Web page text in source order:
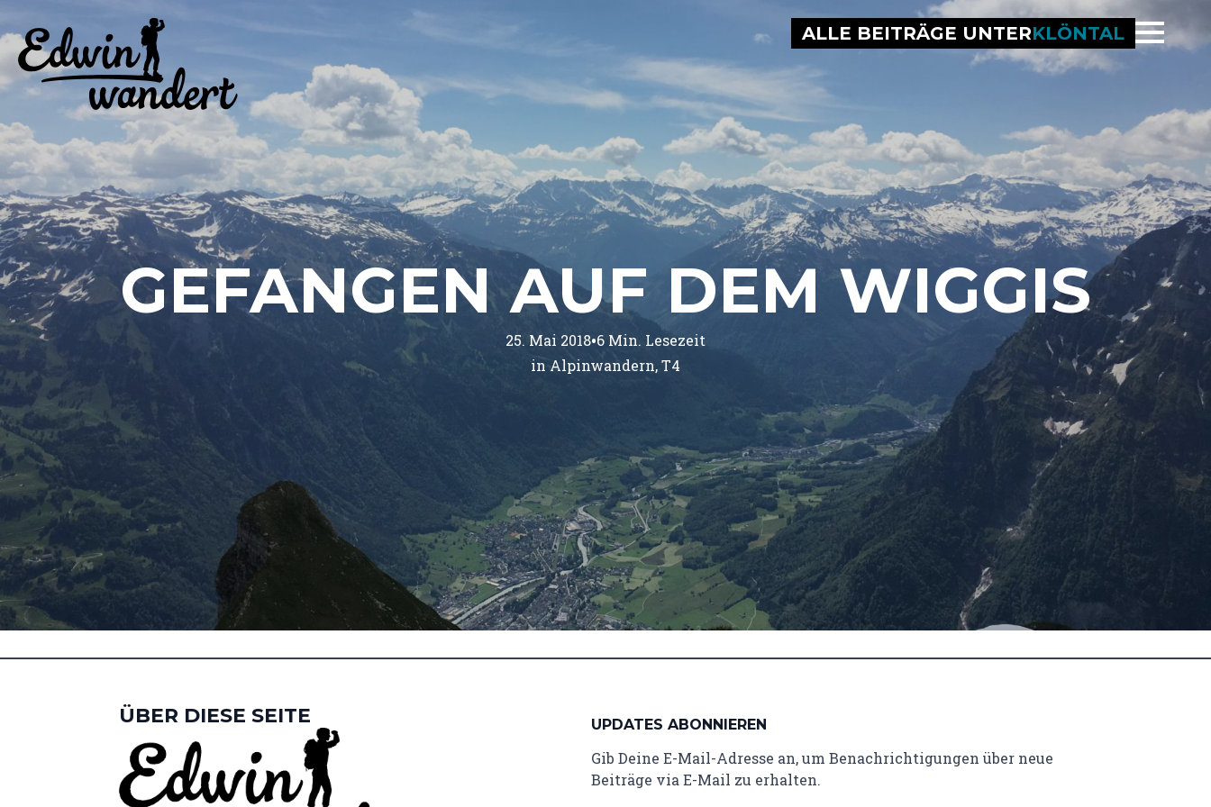
ALLE BEITRÄGE UNTERKLÖNTAL
GEFANGEN AUF DEM WIGGIS
25. Mai 2018•6 Min. Lesezeit
in Alpinwandern T4
ÜBER DIESE SEITE UPDATES ABONNIEREN
Gib Deine E-Mail-Adresse an, um Benachrichtigungen über neue
Beiträge via E-Mail zu erhalten.